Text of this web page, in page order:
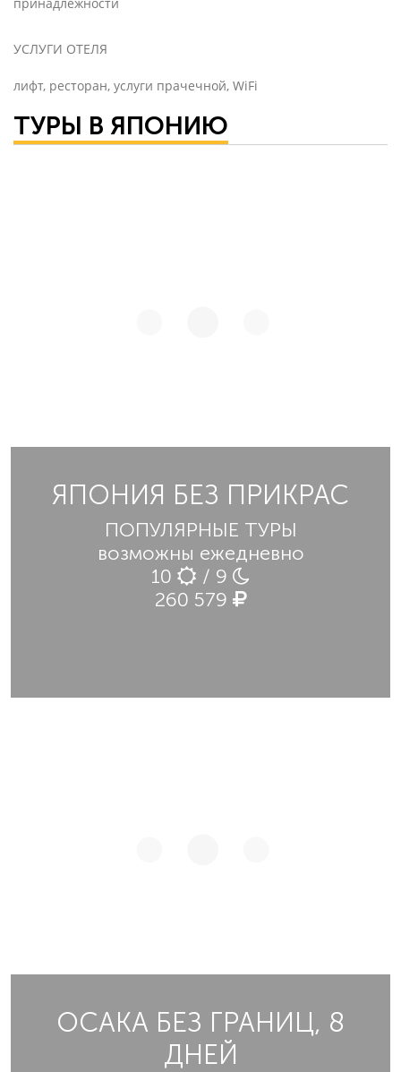
УСЛУГИ ОТЕЛЯ
лифт, ресторан, услуги прачечной, WiFi
ТУРЫ В ЯПОНИЮ
ЯПОНИЯ БЕЗ ПРИКРАС
ПОПУЛЯРНЫЕ ТУРЫ
возможны ежедневно
10
/ 9
260 579
ОСАКА БЕЗ ГРАНИЦ, 8
ДНЕЙ